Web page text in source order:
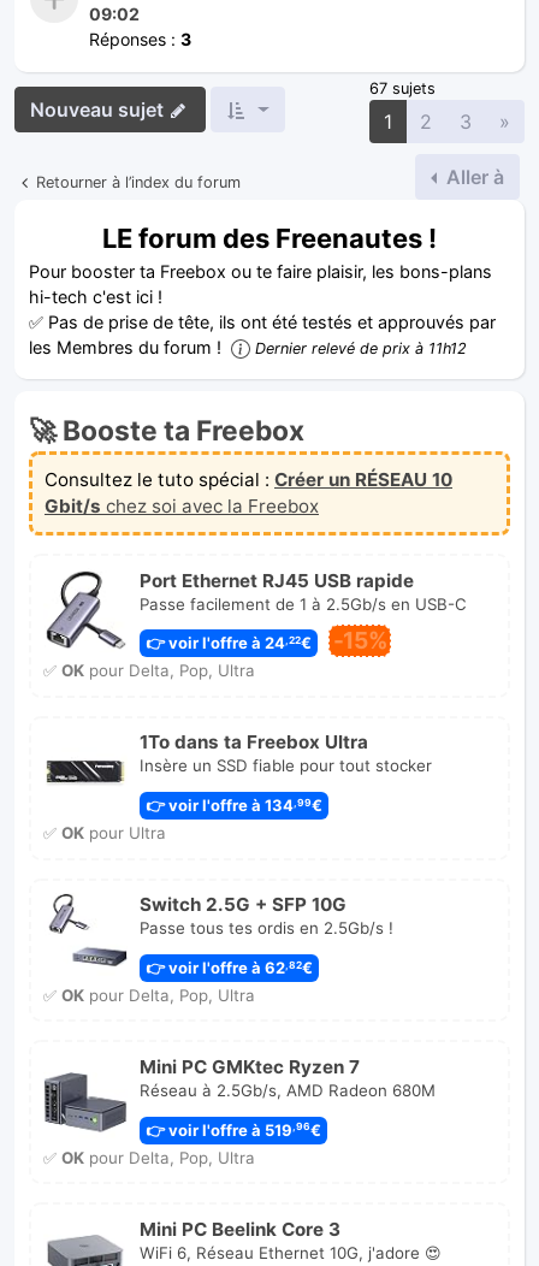
09:02
Réponses : 3
Nouveau sujet
67 sujets
1 2 3 »
Retourner à l’index du forum Aller à
LE forum des Freenautes !
Pour booster ta Freebox ou te faire plaisir, les bons-plans
hi-tech c'est ici !
✅ Pas de prise de tête, ils ont été testés et approuvés par
les Membres du forum !
Dernier relevé de prix à 11h12
🚀 Booste ta Freebox
Consultez le tuto spécial : Créer un RÉSEAU 10
Gbit/s chez soi avec la Freebox
Port Ethernet RJ45 USB rapide
Passe facilement de 1 à 2.5Gb/s en USB-C
👉 voir l'offre à 24 ,22€ -15%
✅ OKpour Delta, Pop, Ultra
1To dans ta Freebox Ultra
Insère un SSD fiable pour tout stocker
👉 voir l'offre à 134 ,99€
✅ OKpour Ultra
Switch 2.5G + SFP 10G
Passe tous tes ordis en 2.5Gb/s !
👉 voir l'offre à 62,82€
✅ OKpour Delta, Pop, Ultra
Mini PC GMKtec Ryzen 7
Réseau à 2.5Gb/s, AMD Radeon 680M
👉 voir l'offre à 519,96€
✅ OKpour Delta, Pop, Ultra
Mini PC Beelink Core 3
WiFi 6, Réseau Ethernet 10G, j'adore 😍